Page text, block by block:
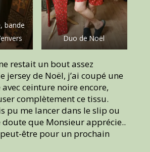
bande
Duo de Noël
restait un bout assez
jersey de Noël, j’ai coupé une
ceinture noire encore,
complètement ce tissu.
pu me lancer dans le slip ou
que Monsieur apprécie..
être pour un prochain